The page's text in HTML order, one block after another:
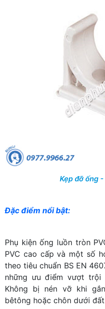
Kẹp đỡ ống
Đặc điểm nổi bật:
Phụ kiện ống luồn tròn
PVC cao cấp và một số
theo tiêu chuẩn BS EN
những ưu điểm vượt trội
Không bị nén vỡ khi
bêtông hoặc chôn dưới